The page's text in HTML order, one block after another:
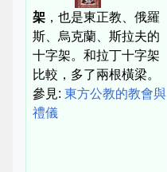
架 ，也是東正教、俄羅
斯、烏克蘭、斯拉夫的
十字架。和拉丁十字架
比較，多了兩根橫梁。
參見: 東方公教的教會與
禮儀